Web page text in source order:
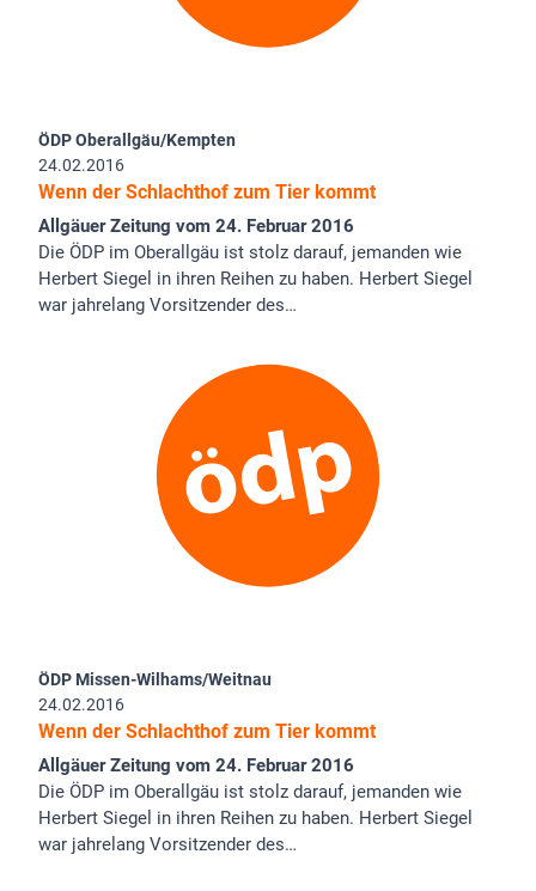
ÖDP Oberallgäu/Kempten
24.02.2016
Wenn der Schlachthof zum Tier kommt
Allgäuer Zeitung vom 24. Februar 2016
Die ÖDP im Oberallgäu ist stolz darauf, jemanden wie
Herbert Siegel in ihren Reihen zu haben. Herbert Siegel
war jahrelang Vorsitzender des…
ÖDP Missen-Wilhams/Weitnau
24.02.2016
Wenn der Schlachthof zum Tier kommt
Allgäuer Zeitung vom 24. Februar 2016
Die ÖDP im Oberallgäu ist stolz darauf, jemanden wie
Herbert Siegel in ihren Reihen zu haben. Herbert Siegel
war jahrelang Vorsitzender des…